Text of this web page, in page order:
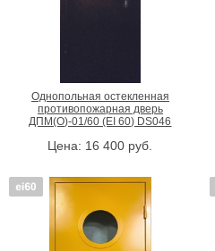
Однопольная остекленная
противопожарная дверь
ДПМ(О)-01/60 (EI 60) DS046
Цена: 16 400 руб.